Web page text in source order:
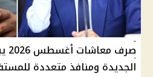
الجديدة ومنافذ متعددة